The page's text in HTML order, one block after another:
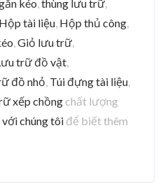
kéo thùng lưu trữ
Hộp tài liệu Hộp thủ công
Giỏ lưu trữ
trữ đồ vật
đồ nhỏ Túi đựng tài liệu
xếp chồng chất lượng
với chúng tôi để biết thêm